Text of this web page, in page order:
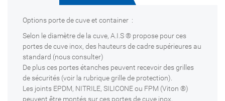
Options porte de cuve et container :
Selon le diamètre de la cuve, A.I.S ® propose pour ces
portes de cuve inox, des hauteurs de cadre supérieures au
standard (nous consulter)
De plus ces portes étanches peuvent recevoir des grilles
de sécurités (voir la rubrique grille de protection).
Les joints EPDM, NITRILE, SILICONE ou FPM (Viton ®)
peuvent être montés sur ces portes de cuve inox.